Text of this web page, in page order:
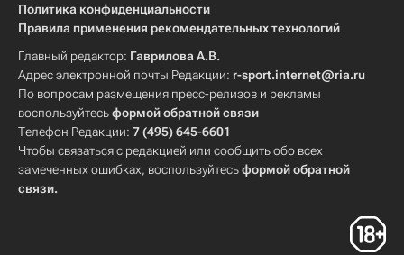
Политика конфиденциальности
Правила применения рекомендательных технологий
Главный редактор: Гаврилова А.В.
Адрес электронной почты Редакции: r-sport.internet@ria.ru
По вопросам размещения пресс-релизов и рекламы
воспользуйтесьформой обратной связи
Телефон Редакции: 7 (495) 645-6601
Чтобы связаться с редакцией или сообщить обо всех
замеченных ошибках, воспользуйтесьформой обратной
связи.